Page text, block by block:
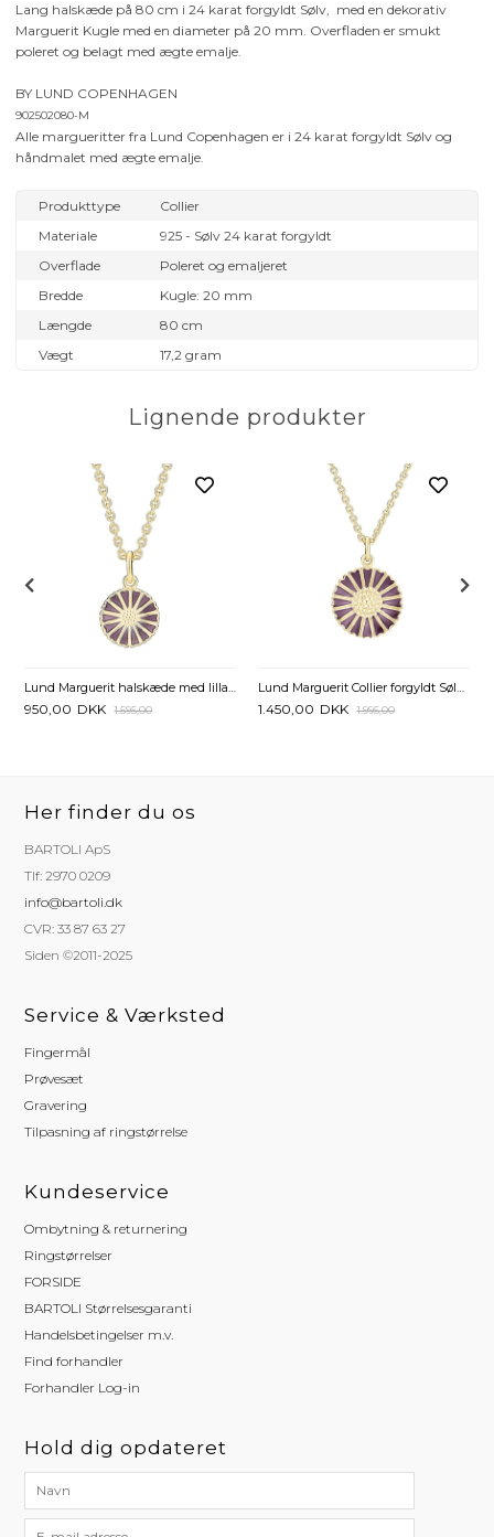
Lang halskæde på 80 cm i 24 karat forgyldt Sølv, med en dekorativ
Marguerit Kugle med en diameter på 20 mm. Overfladen er smukt
poleret og belagt med ægte emalje.
BY LUND COPENHAGEN
902502080-M
Alle margueritter fra Lund Copenhagen er i 24 karat forgyldt Sølv og
håndmalet med ægte emalje.
Produkttype
Collier
Materiale
925 - Sølv 24 karat forgyldt
Overflade
Poleret og emaljeret
Bredde
Kugle: 20 mm
Længde
80 cm
Vægt
17,2 gram
Lignende produkter
Lund Marguerit halskæde med lilla Marguerit 11 mm
950,00 DKK 1.595,00
Lund Marguerit Collier forgyldt Sølv med lilla Marguerit - 18 mm
1.450,00 DKK 1.995,00
Her finder du os
BARTOLI ApS
Tlf: 2970 0209
info@bartoli.dk
CVR: 33 87 63 27
Siden ©2011-2025
Service & Værksted
Fingermål
Prøvesæt
Gravering
Tilpasning af ringstørrelse
Kundeservice
Ombytning & returnering
Ringstørrelser
FORSIDE
BARTOLI Størrelsesgaranti
Handelsbetingelser m.v.
Find forhandler
Forhandler Log-in
Hold dig opdateret